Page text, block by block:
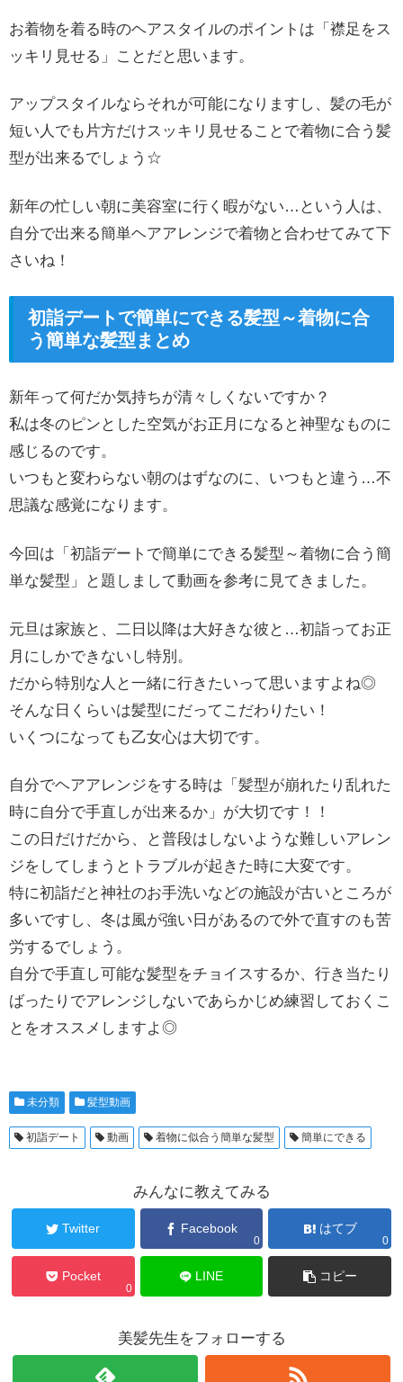
お着物を着る時のヘアスタイルのポイントは「襟足をス
ッキリ見せる」ことだと思います。
アップスタイルならそれが可能になりますし、髪の毛が
短い人でも片方だけスッキリ見せることで着物に合う髪
型が出来るでしょう☆
新年の忙しい朝に美容室に行く暇がない…という人は、
自分で出来る簡単ヘアアレンジで着物と合わせてみて下
さいね！
初詣デートで簡単にできる髪型～着物に合
う簡単な髪型まとめ
新年って何だか気持ちが清々しくないですか？
私は冬のピンとした空気がお正月になると神聖なものに
感じるのです。
いつもと変わらない朝のはずなのに、いつもと違う…不
思議な感覚になります。
今回は「初詣デートで簡単にできる髪型～着物に合う簡
単な髪型」と題しまして動画を参考に見てきました。
元旦は家族と、二日以降は大好きな彼と…初詣ってお正
月にしかできないし特別。
だから特別な人と一緒に行きたいって思いますよね◎
そんな日くらいは髪型にだってこだわりたい！
いくつになっても乙女心は大切です。
自分でヘアアレンジをする時は「髪型が崩れたり乱れた
時に自分で手直しが出来るか」が大切です！！
この日だけだから、と普段はしないような難しいアレン
ジをしてしまうとトラブルが起きた時に大変です。
特に初詣だと神社のお手洗いなどの施設が古いところが
多いですし、冬は風が強い日があるので外で直すのも苦
労するでしょう。
自分で手直し可能な髪型をチョイスするか、行き当たり
ばったりでアレンジしないであらかじめ練習しておくこ
とをオススメしますよ◎
未分類 髪型動画
初詣デート 動画 着物に似合う簡単な髪型 簡単にできる
みんなに教えてみる
Twitter Facebook
0
はてブ
0
Pocket
0
LINE コピー
美髪先生をフォローする